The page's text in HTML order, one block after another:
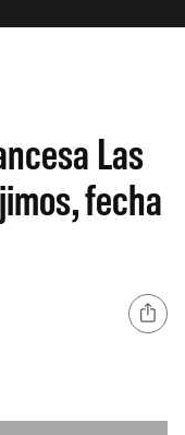
Las
fecha